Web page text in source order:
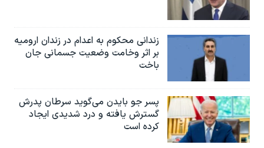
زندانی محکوم به اعدام در زندان ارومیه
بر اثر وخامت وضعیت جسمانی جان
باخت
پسر جو بایدن می‌گوید سرطان پدرش
گسترش یافته و درد شدیدی ایجاد
کرده است